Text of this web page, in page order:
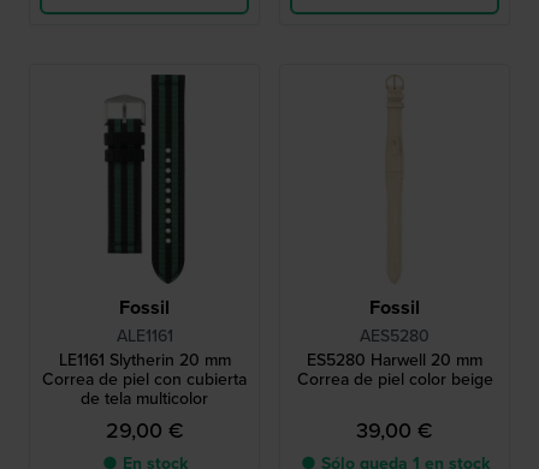
Fossil
ALE1161
LE1161 Slytherin 20 mm
Correa de piel con cubierta
de tela multicolor
29,00 €
Fossil
AES5280
ES5280 Harwell 20 mm
Correa de piel color beige
39,00 €